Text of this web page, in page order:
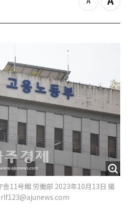
z
o
Z
o
11号館 労働部 2023年10月13日 撮